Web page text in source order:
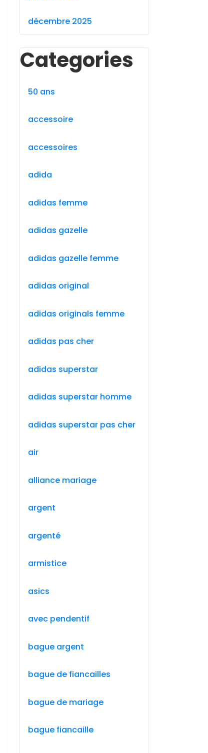
décembre 2025
Categories
50 ans
accessoire
accessoires
adida
adidas femme
adidas gazelle
adidas gazelle femme
adidas original
adidas originals femme
adidas pas cher
adidas superstar
adidas superstar homme
adidas superstar pas cher
air
alliance mariage
argent
argenté
armistice
asics
avec pendentif
bague argent
bague de fiancailles
bague de mariage
bague fiancaille